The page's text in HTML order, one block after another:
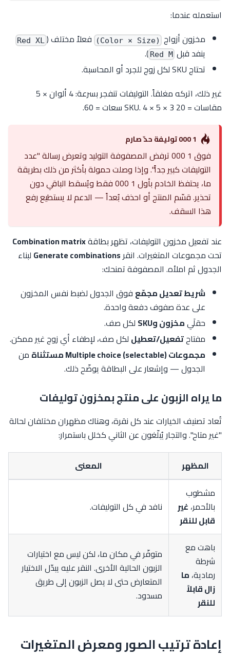
استعمله عندما:
مخزون أزواج (Color × Size) فعلاً مختلف ( Red XL
ينفد قبل Red M
).
تحتاج SKU لكل زوج للجرد أو المحاسبة.
غير ذلك، اتركه مغلقاً. التوليفات تنفجر بسرعة: 4 ألوان × 5
مقاسات = 20 SKU. 4 × 5 × 3 سعات = 60.
1 000 توليفة حدّ صارم
فوق 1 000 ترفض المصفوفة التوليد وتعرض رسالة "عدد
التوليفات كبير جداً". وإذا وصلت حمولة بأكثر من ذلك بطريقة
ما، يحتفظ الخادم بأول 1 000 فقط ويُسقط الباقي دون
تحذير. قسّم المنتج أو احذف بُعداً — الدعم لا يستطيع رفع
هذا السقف.
عند تفعيل مخزون التوليفات، تظهر بطاقةCombination matrix
تحت مجموعات المتغيرات. انقرGenerate combinations لبناء
الجدول ثم املأه. المصفوفة تمنحك:
شريط تعديل مجمّع فوق الجدول لضبط نفس المخزون
على عدة صفوف دفعة واحدة.
حقلَيمخزون وSKU
لكل صف.
مفتاحتفعيل/تعطيل لكل صف، لإطفاء أي زوج غير ممكن.
مجموعات Multiple choice (selectable) مستثناة
من
الجدول — وإشعار على البطاقة يوضّح ذلك.
ما يراه الزبون على منتج بمخزون توليفات
تُعاد تصنيف الخيارات عند كل نقرة، وهناك مظهران مختلفان لحالة
"غير متاح". والتجار يُبلّغون عن الثاني كخلل باستمرار:
المظهر
المعنى
مشطوب
بالأحمر، غير
قابل للنقر
نافد في كل التوليفات.
باهت مع
شرطة
رمادية، ما
زال قابلاً
للنقر
متوفّر في مكان ما، لكن ليس مع اختيارات
الزبون الحالية الأخرى. النقر عليه يبدّل الاختيار
المتعارض حتى لا يصل الزبون إلى طريق
مسدود.
إعادة ترتيب الصور ومعرض المتغيرات